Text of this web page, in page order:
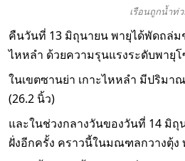
เรือนถูกน้ำท่
คืนวันที่ 13 มิถุนายน พายุได้พัดถล่
ไหหลำ ด้วยความรุนแรงระดับพายุ
ในเขตซานย่า เกาะไหหลำ มีปริมา
(26.2 นิ้ว)
และในช่วงกลางวันของวันที่ 14 มิ
ฝั่งอีกครั้ง คราวนี้ในมณฑลกวางตุ้ง